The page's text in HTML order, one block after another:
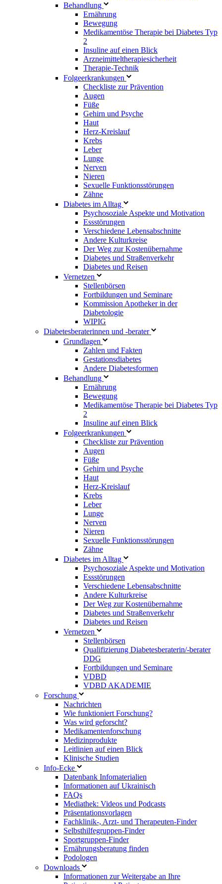
Behandlung
Ernährung
Bewegung
Medikamentöse Therapie bei Diabetes Typ
2
Insuline auf einen Blick
Arzneimitteltherapie­sicherheit
Therapie-Technik
Fol­ge­er­kran­kun­gen
Checkliste zur Prävention
Augen
Füße
Gehirn und Psyche
Haut
Herz-Kreislauf
Krebs
Leber
Lunge
Nerven
Nieren
Sexuelle Funktionsstörungen
Zähne
Diabetes im Alltag
Psychosoziale Aspekte und Motivation
Essstörungen
Verschiedene Lebensabschnitte
Andere Kulturkreise
Der Weg zur Kostenübernahme
Diabetes und Straßenverkehr
Diabetes und Reisen
Vernetzen
Stellenbörsen
Fortbildungen und Seminare
Kommission Apotheker in der
Diabetologie
WIPIG
Diabetesberaterinnen und -berater
Grundlagen
Zahlen und Fakten
Gestationsdiabetes
Andere Diabetesformen
Behandlung
Ernährung
Bewegung
Medikamentöse Therapie bei Diabetes Typ
2
Insuline auf einen Blick
Folgeerkrankungen
Checkliste zur Prävention
Augen
Füße
Gehirn und Psyche
Haut
Herz-Kreislauf
Krebs
Leber
Lunge
Nerven
Nieren
Sexuelle Funktionsstörungen
Zähne
Diabetes im Alltag
Psychosoziale Aspekte und Motivation
Essstörungen
Verschiedene Lebensabschnitte
Andere Kulturkreise
Der Weg zur Kostenübernahme
Diabetes und Straßenverkehr
Diabetes und Reisen
Vernetzen
Stellenbörsen
Qualifizierung Diabetesberaterin/­-berater
DDG
Fortbildungen und Seminare
VDBD
VDBD AKADEMIE
Forschung
Nachrichten
Wie funktioniert Forschung?
Was wird geforscht?
Medikamentenforschung
Medizinprodukte
Leitlinien auf einen Blick
Klinische Studien
Info-Ecke
Datenbank Infomaterialien
Informationen auf Ukrainisch
FAQs
Mediathek: Videos und Podcasts
Präsentationsvorlagen
Fachklinik-, Arzt- und Therapeuten-Finder
Selbsthilfegruppen-Finder
Sportgruppen-Finder
Ernährungsberatung finden
Podologen
Downloads
Informationen zur Weitergabe an Ihre